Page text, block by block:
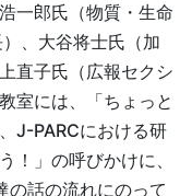
一郎氏（物質・生命
、大谷将士氏（加
直子氏（広報セクシ
室には、「ちょっと
J-PARCにおける研
！」の呼びかけに、
の話の流れにのって